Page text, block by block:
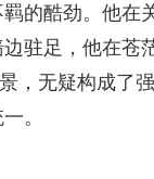
的酷劲。他在
驻足，他在苍
，无疑构成了
。